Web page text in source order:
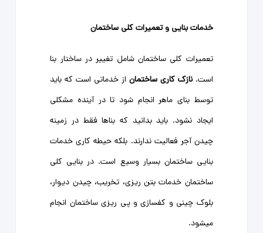
خدمات بنایی و تعمیرات کلی ساختمان
تعمیرات کلی ساختمان شامل تغییر در ساختار بنا
است.نازک کاری ساختمان از خدماتی است که باید
توسط بنای ماهر انجام شود تا در آینده مشکلی
ایجاد نشود. باید بدانید که بناها فقط در زمینه
چیدن آجر فعالیت ندارند. بلکه حیطه کاری خدمات
بنایی ساختمان بسیار وسیع است. در بنایی کلی
ساختمان خدمات بتن ریزی، تخریب، چیدن دیوار،
بلوک چینی و کفسازی و پی ریزی ساختمان انجام
میشود.